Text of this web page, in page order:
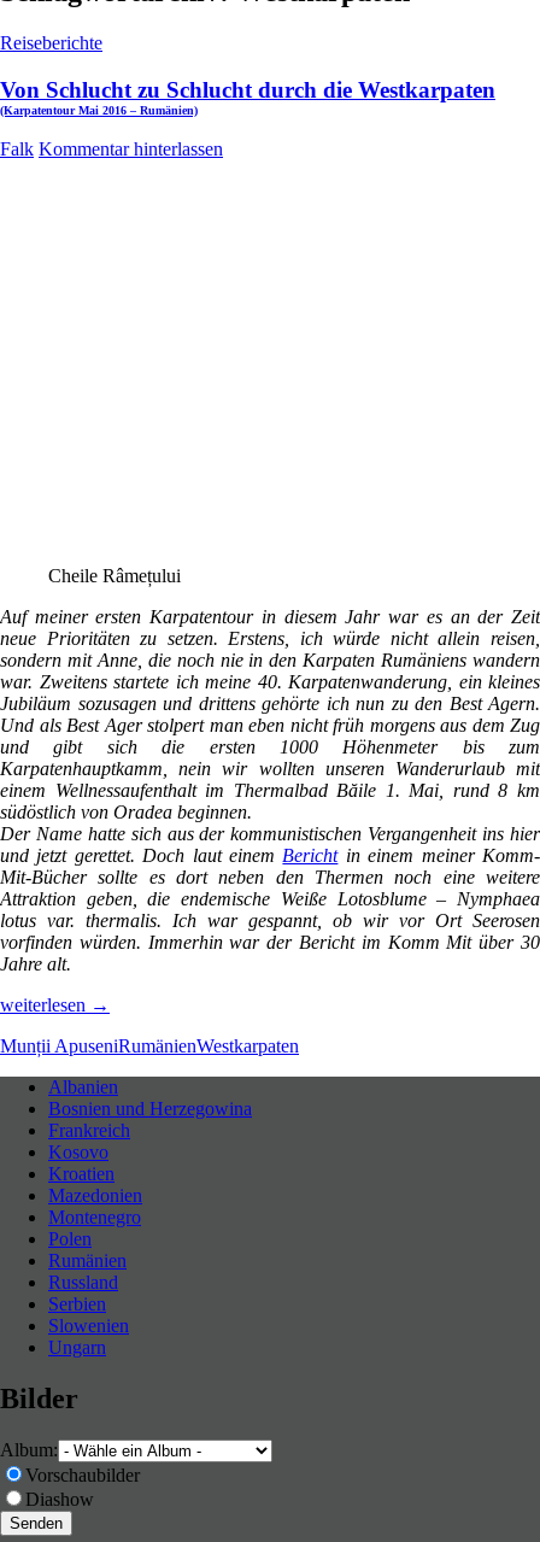
Reiseberichte
Von Schlucht zu Schlucht durch die Westkarpaten
(Karpatentour Mai 2016 – Rumänien)
Falk Kommentar hinterlassen
Cheile Râmețului
Auf meiner ersten Karpatentour in diesem Jahr war es an der Zeit
neue Prioritäten zu setzen. Erstens, ich würde nicht allein reisen,
sondern mit Anne, die noch nie in den Karpaten Rumäniens wandern
war. Zweitens startete ich meine 40. Karpatenwanderung, ein kleines
Jubiläum sozusagen und drittens gehörte ich nun zu den Best Agern.
Und als Best Ager stolpert man eben nicht früh morgens aus dem Zug
und gibt sich die ersten 1000 Höhenmeter bis zum
Karpatenhauptkamm, nein wir wollten unseren Wanderurlaub mit
einem Wellnessaufenthalt im Thermalbad Băile 1. Mai, rund 8 km
südöstlich von Oradea beginnen.
Der Name hatte sich aus der kommunistischen Vergangenheit ins hier
und jetzt gerettet. Doch laut einem Berichtin einem meiner Komm-
Mit-Bücher sollte es dort neben den Thermen noch eine weitere
Attraktion geben, die endemische Weiße Lotosblume – Nymphaea
lotus var. thermalis. Ich war gespannt, ob wir vor Ort Seerosen
vorfinden würden. Immerhin war der Bericht im Komm Mit über 30
Jahre alt.
Von
zu
durch
Westkarpaten
(Karpatentour
Rumänien)
weiterlesen →
Munții ApuseniRumänienWestkarpaten
Neues entdecken durch Langsamkeit
Albanien
Bosnien und Herzegowina
Frankreich
Kosovo
Kroatien
Mazedonien
Montenegro
Polen
Rumänien
Russland
Serbien
Slowenien
Ungarn
Bilder
Album:
Vorschaubilder
Diashow